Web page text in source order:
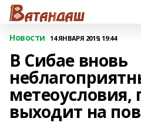
Новости 14 ЯНВАРЯ 2019, 19:44
В Сибае вновь
метеоусловия,
выходит на